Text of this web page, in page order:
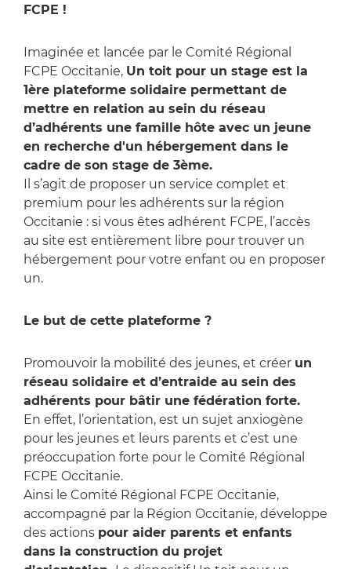
FCPE !
Imaginée et lancée par le Comité Régional
FCPE Occitanie, Un toit pour un stage est la
1ère plateforme solidaire permettant de
mettre en relation au sein du réseau
d’adhérents une famille hôte avec un jeune
en recherche d'un hébergement dans le
cadre de son stage de 3ème.
Il s’agit de proposer un service complet et
premium pour les adhérents sur la région
Occitanie : si vous êtes adhérent FCPE, l’accès
au site est entièrement libre pour trouver un
hébergement pour votre enfant ou en proposer
un.
Le but de cette plateforme ?
Promouvoir la mobilité des jeunes, et créer un
réseau solidaire et d’entraide au sein des
adhérents pour bâtir une fédération forte.
En effet, l’orientation, est un sujet anxiogène
pour les jeunes et leurs parents et c’est une
préoccupation forte pour le Comité Régional
FCPE Occitanie.
Ainsi le Comité Régional FCPE Occitanie,
accompagné par la Région Occitanie, développe
des actions pour aider parents et enfants
dans la construction du projet